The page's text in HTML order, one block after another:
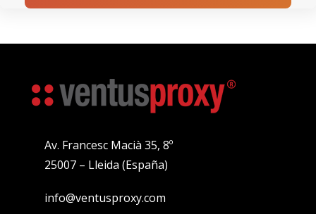
Av. Francesc Macià 35, 8º
25007 – Lleida (España)
info@ventusproxy.com